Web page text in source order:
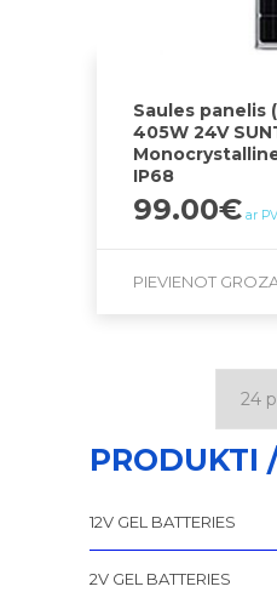
Saules panelis
405W 24V
IP68
99.00€ ar
PIEVIENOT
PRODUKTI
12V GEL BATTERIES
2V GEL BATTERIES